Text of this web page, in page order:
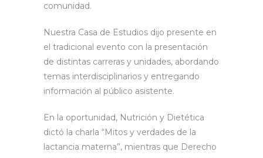
comunidad.
Nuestra Casa de Estudios dijo presente en
el tradicional evento con la presentación
de distintas carreras y unidades, abordando
temas interdisciplinarios y entregando
información al público asistente.
En la oportunidad, Nutrición y Dietética
dictó la charla “Mitos y verdades de la
lactancia materna”, mientras que Derecho